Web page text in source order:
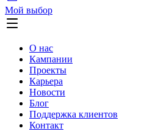
Мой выбор
О нас
Кампании
Проекты
Карьера
Новости
Блог
Поддержка клиентов
Контакт